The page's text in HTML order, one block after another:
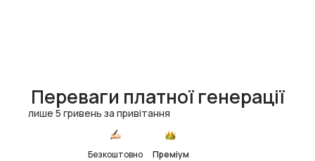
Переваги платної генерації
лише 5 гривень за привітання
Безкоштовно Преміум